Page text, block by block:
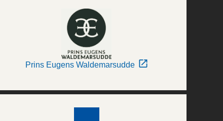
Prins Eugens Waldemarsudde